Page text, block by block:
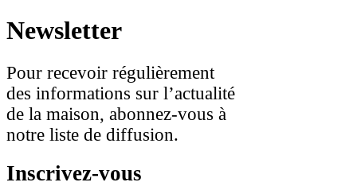
Newsletter
Pour recevoir régulièrement
des informations sur l’actualité
de la maison, abonnez-vous à
notre liste de diffusion.
Inscrivez-vous